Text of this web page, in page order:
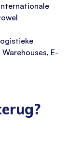
E-